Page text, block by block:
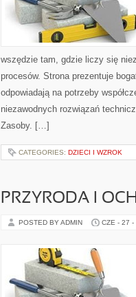
wszędzie tam, gdzie liczy się
procesów. Strona prezentuje
odpowiadają na potrzeby
niezawodnych rozwiązań
Zasoby. […]
CATEGORIES: DZIECI I WZROK
PRZYRODA I
POSTED BY ADMIN CZE - 27 -